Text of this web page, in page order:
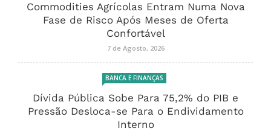
Commodities Agrícolas Entram Numa Nova
Fase de Risco Após Meses de Oferta
Confortável
7 de Agosto, 2026
BANCA E FINANÇAS
Dívida Pública Sobe Para 75,2% do PIB e
Pressão Desloca-se Para o Endividamento
Interno